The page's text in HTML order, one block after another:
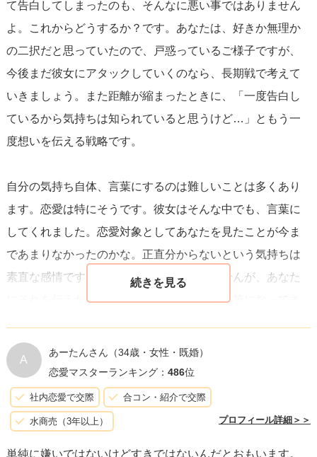
す。
ですが、質問者様へ好意はあるがなにかしらの問題がある
事から、悩んでしまっているというケースもあります。例
えば質問者様が女性にモテる、けっこう女遊びしていると
いう噂を聞いたことがあるなどです。
すが、ここは男らしくドッシリ構えてお相手の女性がじっ
くり考えて結論を出すまで待ってあげてはいかがでしょう
か。質問内容から、質問者様は焦って告白してしまった事
などを考えると、じっと待っているのが苦手なタイプとお
見受けします。もしかしたらそのような部分が、お相手の
方を一歩踏みとどませてしまっている原因かもしれませ
ん。
男ならもっと気持ちに余裕をもって相手に接してあげると
いいと思います。
て告白してしまったのも、そんなに悪い事ではありません
よ。これからどうするか？です。あなたは、好きか無理か
の二択だと思っていたので、戸惑っているご様子ですが、
今後まだ彼女にアタックしていくのなら、長期戦で考えて
いきましょう。また距離が縮まったときに、「一度告白し
ているから気持ちは知られていると思うけど…」ともう一
度想いを伝える戦略です。
自分の気持ち自体、言葉にするのは難しいことは多くあり
ます。恋愛は特にそうです。彼女はそんな中でも、言葉に
してくれました。恋愛対象としてあなたを見たことが今ま
であまりなかったのかな。正直分からないという気持ちは
素直な感情です。曖昧に感じるかもしれませんが、あなた
にそれを伝えた上で、どうするかはあなた次第になってき
選択肢としては、
①片思いを続けていく・変わらずアタックする
②諦めて次の恋を探す
③保留 少し時間を置いて考えてみる
A
あーたんさん （34歳・女性・既婚）
恋愛マスターランキング： 486位
社内恋愛で交際 合コン・紹介で交際
水商売（3年以上） プロフィール詳細＞＞
単純に嫌いではないけどすきではないんだとおもいます。